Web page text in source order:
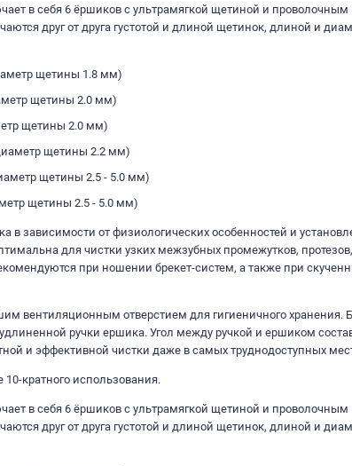
в себя 6 ёршиков с ультрамягкой щетиной и проволочным
друг от друга густотой и длиной щетинок, длиной и
щетины 1.8 мм)
щетины 2.0 мм)
щетины 2.0 мм)
щетины 2.2 мм)
щетины 2.5 - 5.0 мм)
щетины 2.5 - 5.0 мм)
зависимости от физиологических особенностей и
для чистки узких межзубных промежутков, протезов,
при ношении брекет-систем, а также при
вентиляционным отверстием для гигиеничного хранения.
ручки ершика. Угол между ручкой и ершиком
и эффективной чистки даже в самых труднодоступных
кратного использования.
в себя 6 ёршиков с ультрамягкой щетиной и проволочным
друг от друга густотой и длиной щетинок, длиной и